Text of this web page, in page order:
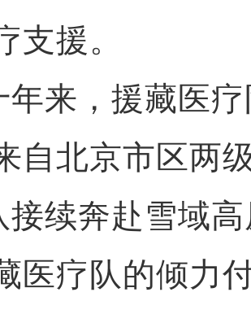
支援。
，援藏医疗
自北京市区两
接续奔赴雪域
医疗队的倾力